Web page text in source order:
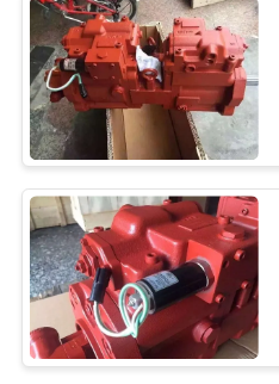
PRIVACY
POLICY